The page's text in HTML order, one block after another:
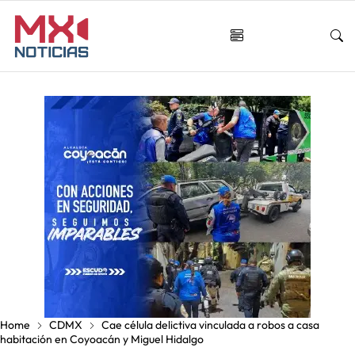
Home CDMX
Cae célula delictiva vinculada a robos a casa
habitación en Coyoacán y Miguel Hidalgo